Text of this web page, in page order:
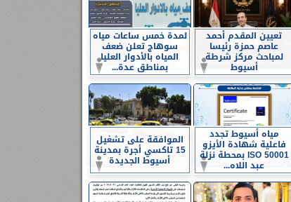
تعيين المقدم أحمد
عاصم حمزة رئيسا
لمباحث مركز شرطة
أسيوط
لمدة خمس ساعات مياه
سوهاج تعلن ضعف
المياه بالأدوار العليا
بمناطق عدة...
مياه أسيوط تجدد
فاعلية شهادة الأيزو
ISO 50001 بمحطة نزلة
عبد اللاه...
الموافقة على تشغيل
15 تاكسي أجرة بمدينة
أسيوط الجديدة